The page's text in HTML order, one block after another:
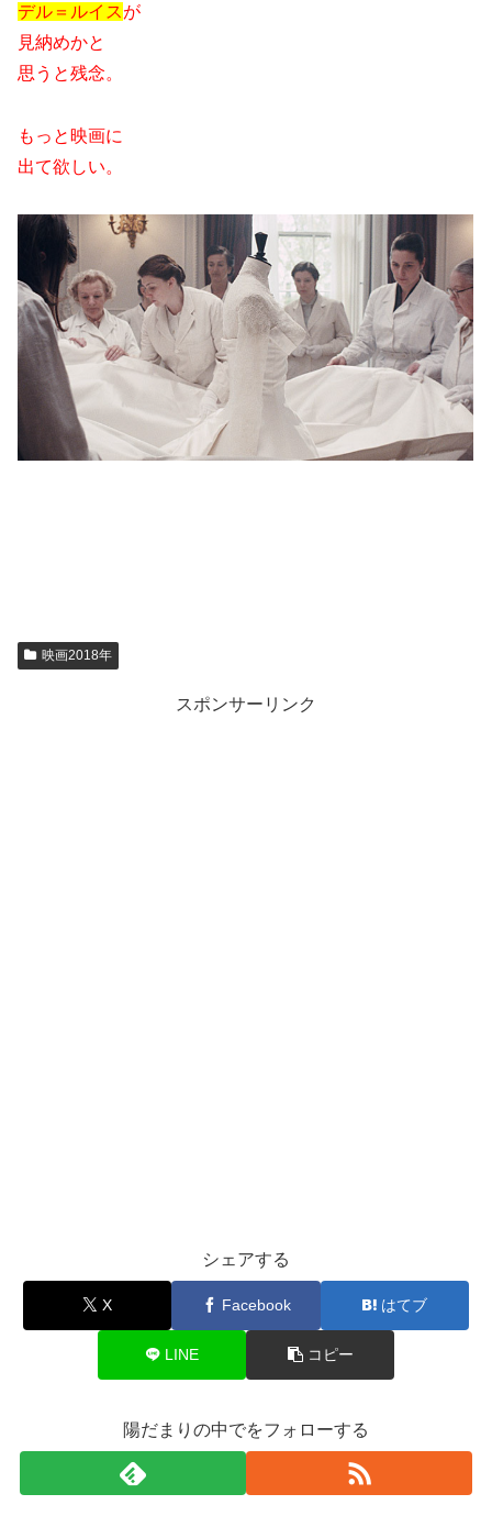
デル＝ルイスが
見納めかと
思うと残念。
もっと映画に
出て欲しい。
映画2018年
スポンサーリンク
シェアする
X Facebook はてブ
LINE コピー
陽だまりの中でをフォローする